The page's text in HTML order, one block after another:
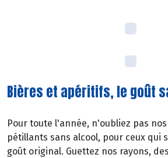
Bières et apéritifs, le goût
Pour toute l'année, n'oubliez pas
pétillants sans alcool, pour ceux qui
goût original. Guettez nos rayons,